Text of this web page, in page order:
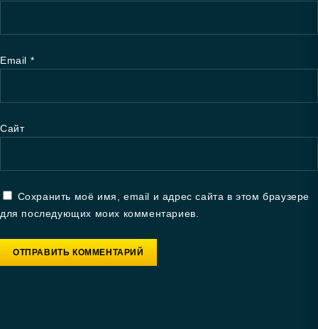
Email *
Сайт
Сохранить моё имя, email и адрес сайта в этом браузере
для последующих моих комментариев.